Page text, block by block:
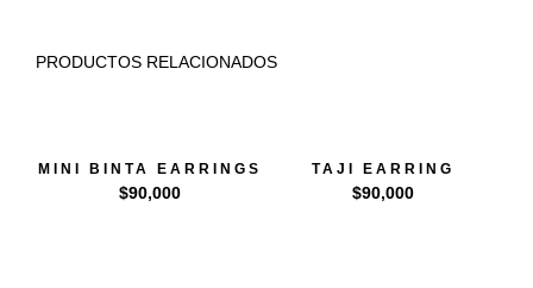
PRODUCTOS RELACIONADOS
MINI BINTA EARRINGS
$90,000
TAJI EARRING
$90,000